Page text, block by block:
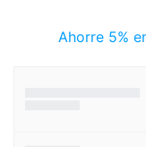
Ahorre 5%